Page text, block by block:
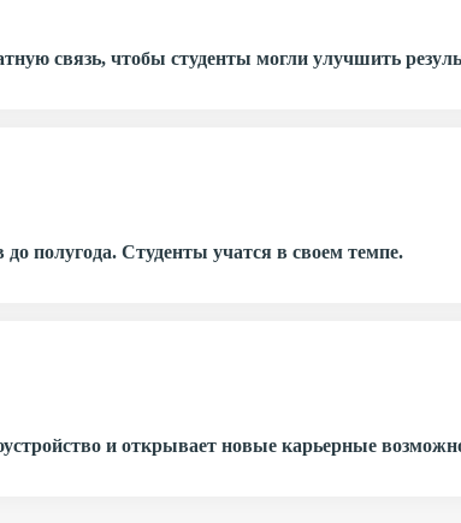
связь, чтобы студенты могли улучшить
полугода. Студенты учатся в своем темпе.
и открывает новые карьерные